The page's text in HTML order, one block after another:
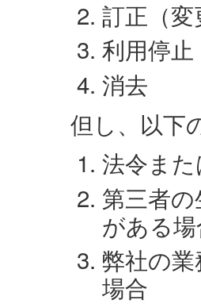
訂正（
利用停
消去
但し、以下
法令ま
第三者
がある
弊社の
場合